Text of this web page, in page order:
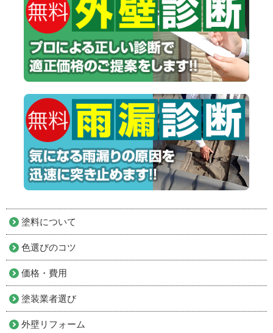
塗料について
色選びのコツ
価格・費用
塗装業者選び
外壁リフォーム